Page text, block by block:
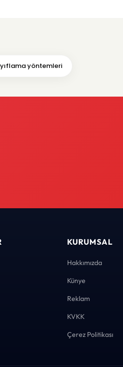
yöntemleri
KURUMSAL
Hakkımızda
Künye
Reklam
KVKK
Çerez Politikası